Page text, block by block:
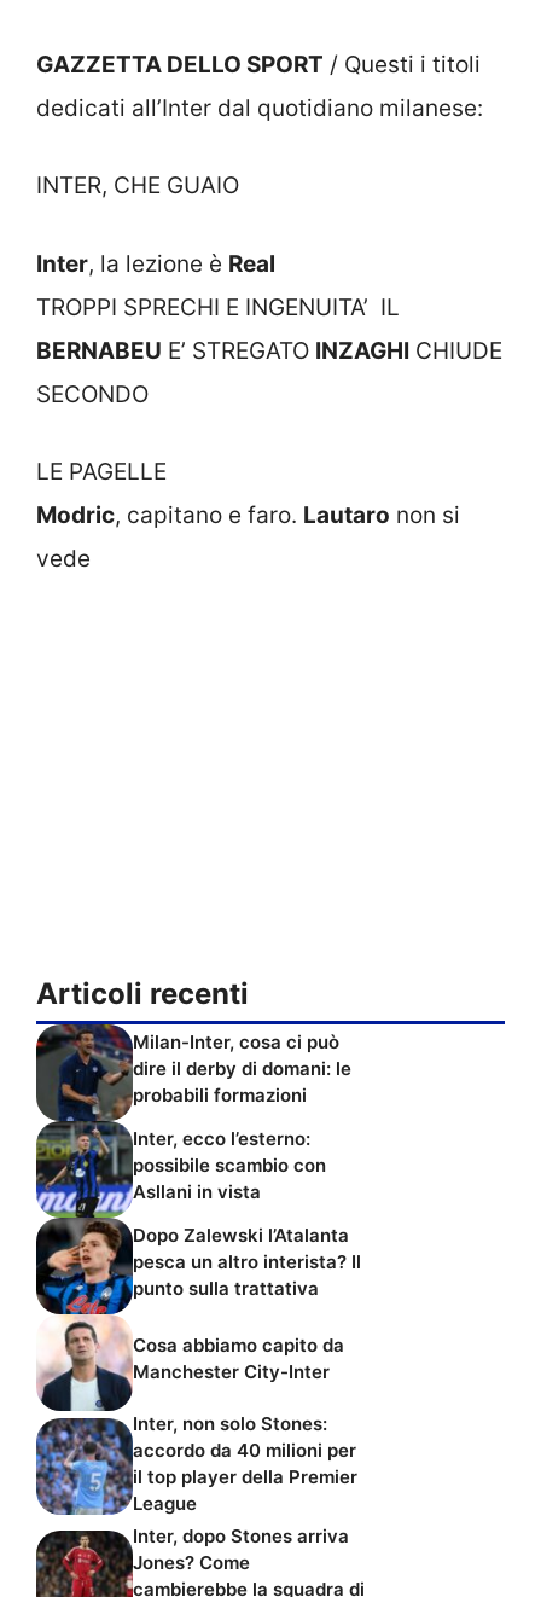
GAZZETTA DELLO SPORT / Questi i titoli
dedicati all’Inter dal quotidiano milanese:
INTER, CHE GUAIO
Inter, la lezione è Real
TROPPI SPRECHI E INGENUITA’ IL
BERNABEU E’ STREGATO INZAGHI CHIUDE
SECONDO
LE PAGELLE
Modric, capitano e faro. Lautaro non si
vede
Articoli recenti
Milan-Inter, cosa ci può
dire il derby di domani: le
probabili formazioni
Inter, ecco l’esterno:
possibile scambio con
Asllani in vista
Dopo Zalewski l’Atalanta
pesca un altro interista? Il
punto sulla trattativa
Cosa abbiamo capito da
Manchester City-Inter
Inter, non solo Stones:
accordo da 40 milioni per
il top player della Premier
League
Inter, dopo Stones arriva
Jones? Come
cambierebbe la squadra di